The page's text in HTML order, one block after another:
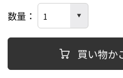
数量
買い物か